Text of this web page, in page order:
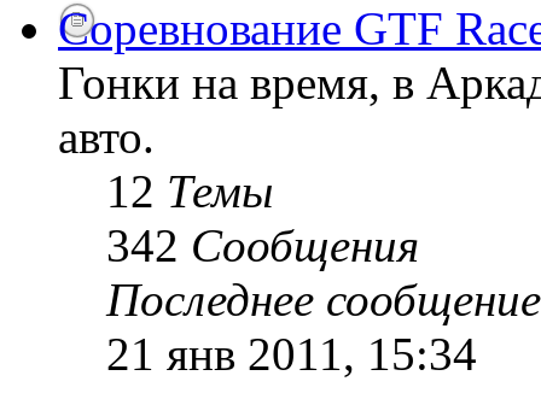
Соревнование GTF
Гонки на время, в
авто.
12 Темы
342 Сообщения
Последнее сообщение
21 янв 2011, 15:34